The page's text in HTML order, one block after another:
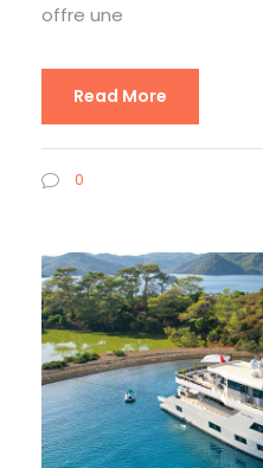
offre une
Read More
0